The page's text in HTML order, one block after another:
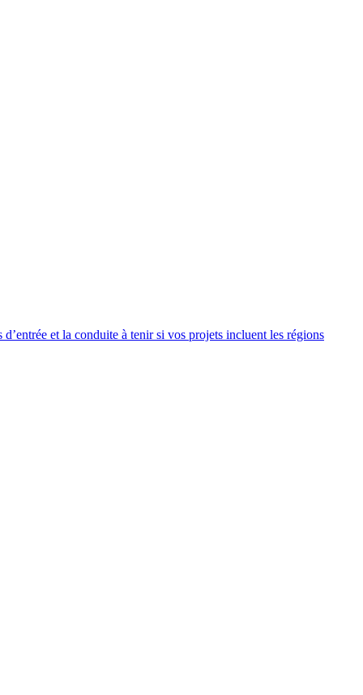
et la conduite à tenir si vos projets incluent les régions